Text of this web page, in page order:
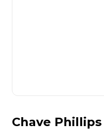
Chave Phillips